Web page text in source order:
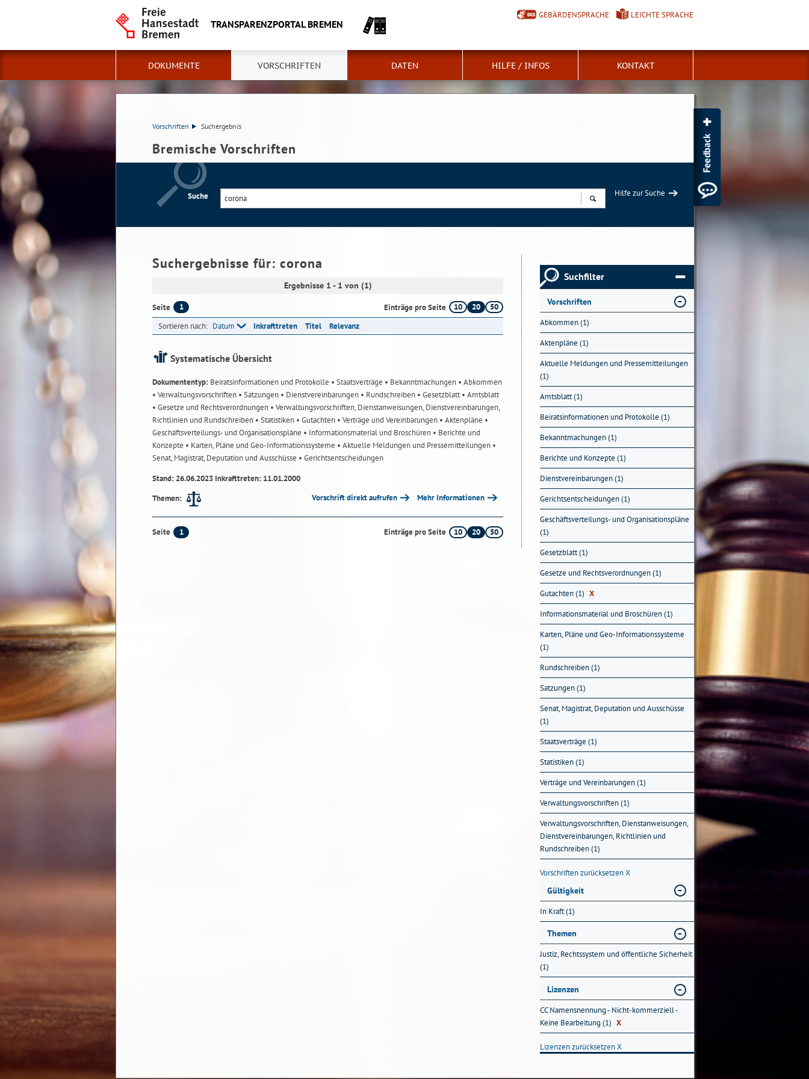
TRANSPARENZPORTAL BREMEN
GEBÄRDENSPRACHE LEICHTE SPRACHE
DOKUMENTE VORSCHRIFTEN DATEN HILFE / INFOS KONTAKT
Vorschriften Suchergebnis
Bremische Vorschriften
Suche
Hilfe zur Suche
Suchergebnisse für: corona
Ergebnisse 1 - 1 von (1)
Seite 1 Einträge pro Seite 10 20
50
Sortieren nach: Datum Inkrafttreten Titel Relevanz
Systematische Übersicht
Dokumententyp: Beiratsinformationen und Protokolle • Staatsverträge • Bekanntmachungen • Abkommen
• Verwaltungsvorschriften • Satzungen • Dienstvereinbarungen • Rundschreiben • Gesetzblatt• Amtsblatt
• Gesetze und Rechtsverordnungen • Verwaltungsvorschriften, Dienstanweisungen, Dienstvereinbarungen,
Richtlinien und Rundschreiben • Statistiken • Gutachten • Verträge und Vereinbarungen • Aktenpläne •
Geschäftsverteilungs- und Organisationspläne • Informationsmaterial und Broschüren • Berichte und
Konzepte • Karten, Pläne und Geo-Informationssysteme • Aktuelle Meldungen und Pressemitteilungen •
Senat, Magistrat, Deputation und Ausschüsse • Gerichtsentscheidungen
Stand: 26.06.2023 Inkrafttreten: 11.01.2000
Themen:
Vorschrift direkt aufrufen Mehr Informationen
Seite 1 Einträge pro Seite 10 20 50
Suchfilter
Vorschriften
Abkommen (1)
Aktenpläne (1)
Aktuelle Meldungen und Pressemitteilungen
(1)
Amtsblatt (1)
Beiratsinformationen und Protokolle (1)
Bekanntmachungen (1)
Berichte und Konzepte (1)
Dienstvereinbarungen (1)
Gerichtsentscheidungen (1)
Geschäftsverteilungs- und Organisationspläne
(1)
Gesetzblatt (1)
Gesetze und Rechtsverordnungen (1)
Gutachten (1) X
Informationsmaterial und Broschüren (1)
Karten, Pläne und Geo-Informationssysteme
(1)
Rundschreiben (1)
Satzungen (1)
Senat, Magistrat, Deputation und Ausschüsse
(1)
Staatsverträge (1)
Statistiken (1)
Verträge und Vereinbarungen (1)
Verwaltungsvorschriften (1)
Verwaltungsvorschriften, Dienstanweisungen,
Dienstvereinbarungen, Richtlinien und
Rundschreiben (1)
Vorschriften zurücksetzenX
Gültigkeit
In Kraft (1)
Themen
Justiz, Rechtssystem und öffentliche Sicherheit
(1)
Lizenzen
CC Namensnennung - Nicht-kommerziell -
Keine Bearbeitung (1) X
Lizenzen zurücksetzenX